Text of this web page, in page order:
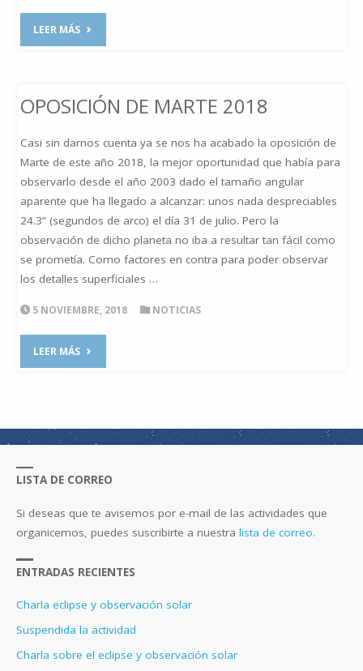
LEER MÁS"OBSERVACIÓN
2018"
OPOSICIÓN DE MARTE 2018
Casi sin darnos cuenta ya se nos ha acabado la oposición de
Marte de este año 2018, la mejor oportunidad que había para
observarlo desde el año 2003 dado el tamaño angular
aparente que ha llegado a alcanzar: unos nada despreciables
24.3” (segundos de arco) el día 31 de julio. Pero la
observación de dicho planeta no iba a resultar tan fácil como
se prometía. Como factores en contra para poder observar
los detalles superficiales …
5 NOVIEMBRE, 2018 NOTICIAS
LEER MÁS"OPOSICIÓN
2018"
LISTA DE CORREO
Si deseas que te avisemos por e-mail de las actividades que
organicemos, puedes suscribirte a nuestralista de correo.
ENTRADAS RECIENTES
Charla eclipse y observación solar
Suspendida la actividad
Charla sobre el eclipse y observación solar